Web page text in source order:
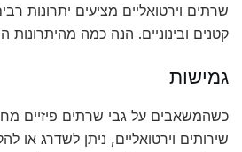
שרתים וירטואליים מציעים יתרונות
קטנים ובינוניים. הנה כמה מהיתרונות
גמישות
כשהמשאבים על גבי שרתים פיזיים
שירותים וירטואליים, ניתן לשדרג או